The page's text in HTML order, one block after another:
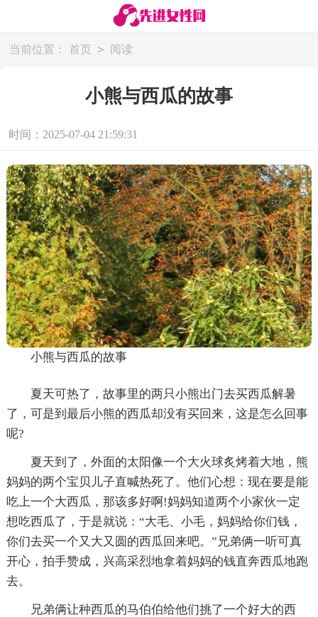
当前位置： 首页 > 阅读
小熊与西瓜的故事
时间：2025-07-04 21:59:31
小熊与西瓜的故事
夏天可热了，故事里的两只小熊出门去买西瓜解暑
了，可是到最后小熊的西瓜却没有买回来，这是怎么回事
呢?
夏天到了，外面的太阳像一个大火球炙烤着大地，熊
妈妈的两个宝贝儿子直喊热死了。他们心想：现在要是能
吃上一个大西瓜，那该多好啊!妈妈知道两个小家伙一定
想吃西瓜了，于是就说：“大毛、小毛，妈妈给你们钱，
你们去买一个又大又圆的西瓜回来吧。”兄弟俩一听可真
开心，拍手赞成，兴高采烈地拿着妈妈的钱直奔西瓜地跑
去。
兄弟俩让种西瓜的马伯伯给他们挑了一个好大的西